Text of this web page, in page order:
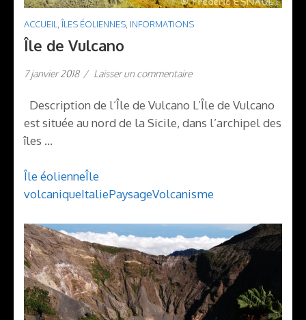
ACCUEIL ÎLES ÉOLIENNES INFORMATIONS
Île de Vulcano
7 janvier 2018 / Laisser un commentaire
Description de l’Île de Vulcano L’Île de Vulcano
est située au nord de la Sicile, dans l’archipel des
îles …
Île éolienneÎle
volcaniqueItaliePaysageVolcanisme